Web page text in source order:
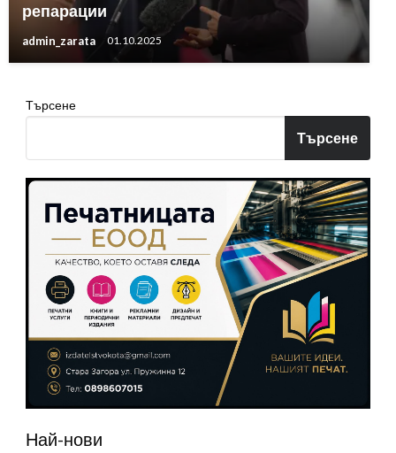
репарации
admin_zarata 01.10.2025
Търсене
Търсене
Най-нови